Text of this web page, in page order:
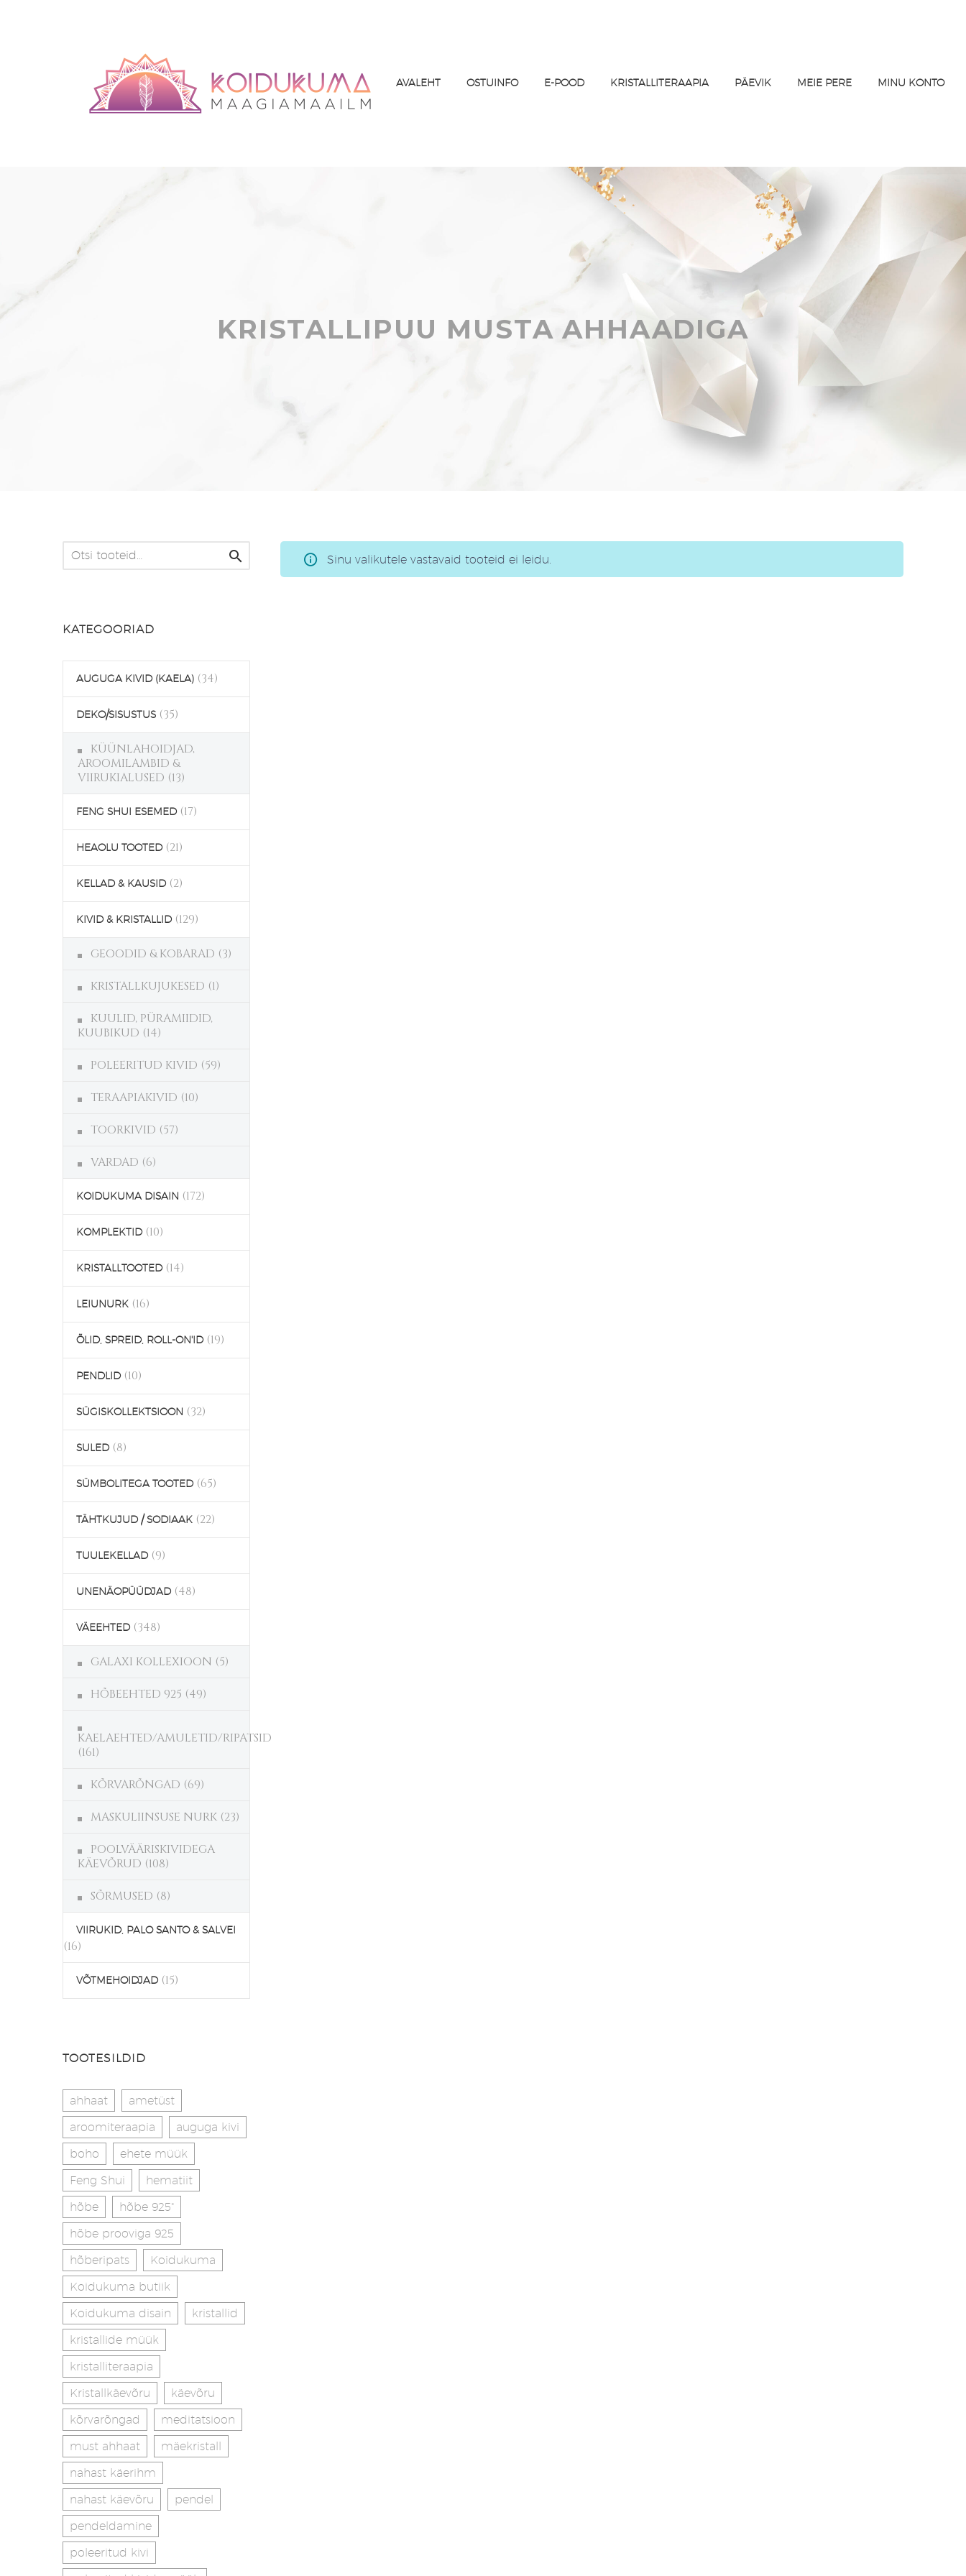
AVALEHT OSTUINFO E-POOD KRISTALLITERAAPIA PÄEVIK MEIE PERE MINU KONTO
KRISTALLIPUU MUSTA AHHAADIGA
Sinu valikutele vastavaid tooteid ei leidu.

KATEGOORIAD
AUGUGA KIVID (KAELA) (34)
DEKO/SISUSTUS (35)
KÜÜNLAHOIDJAD,
AROOMILAMBID &
VIIRUKIALUSED (13)
FENG SHUI ESEMED (17)
HEAOLU TOOTED (21)
KELLAD & KAUSID (2)
KIVID & KRISTALLID (129)
GEOODID & KOBARAD (3)
KRISTALLKUJUKESED (1)
KUULID, PÜRAMIIDID,
KUUBIKUD (14)
POLEERITUD KIVID (59)
TERAAPIAKIVID (10)
TOORKIVID (57)
VARDAD (6)
KOIDUKUMA DISAIN (172)
KOMPLEKTID (10)
KRISTALLTOOTED (14)
LEIUNURK (16)
ÕLID, SPREID, ROLL-ON'ID (19)
PENDLID (10)
SÜGISKOLLEKTSIOON (32)
SULED (8)
SÜMBOLITEGA TOOTED (65)
TÄHTKUJUD / SODIAAK (22)
TUULEKELLAD (9)
UNENÄOPÜÜDJAD (48)
VÄEEHTED (348)
GALAXI KOLLEXIOON (5)
HÕBEEHTED 925 (49)
KAELAEHTED/AMULETID/RIPATSID
(161)
KÕRVARÕNGAD (69)
MASKULIINSUSE NURK (23)
POOLVÄÄRISKIVIDEGA
KÄEVÕRUD (108)
SÕRMUSED (8)
VIIRUKID, PALO SANTO & SALVEI
(16)
VÕTMEHOIDJAD (15)
TOOTESILDID
ahhaat
ametüst
aroomiteraapia
auguga kivi
boho
ehete müük
Feng Shui
hematiit
hõbe
hõbe 925"
hõbe prooviga 925
hõberipats
Koidukuma
Koidukuma butiik
Koidukuma disain
kristallid
kristallide müük
kristalliteraapia
Kristallkäevõru
käevõru
kõrvarõngad
meditatsioon
must ahhaat
mäekristall
nahast käerihm
nahast käevõru
pendel
pendeldamine
poleeritud kivi